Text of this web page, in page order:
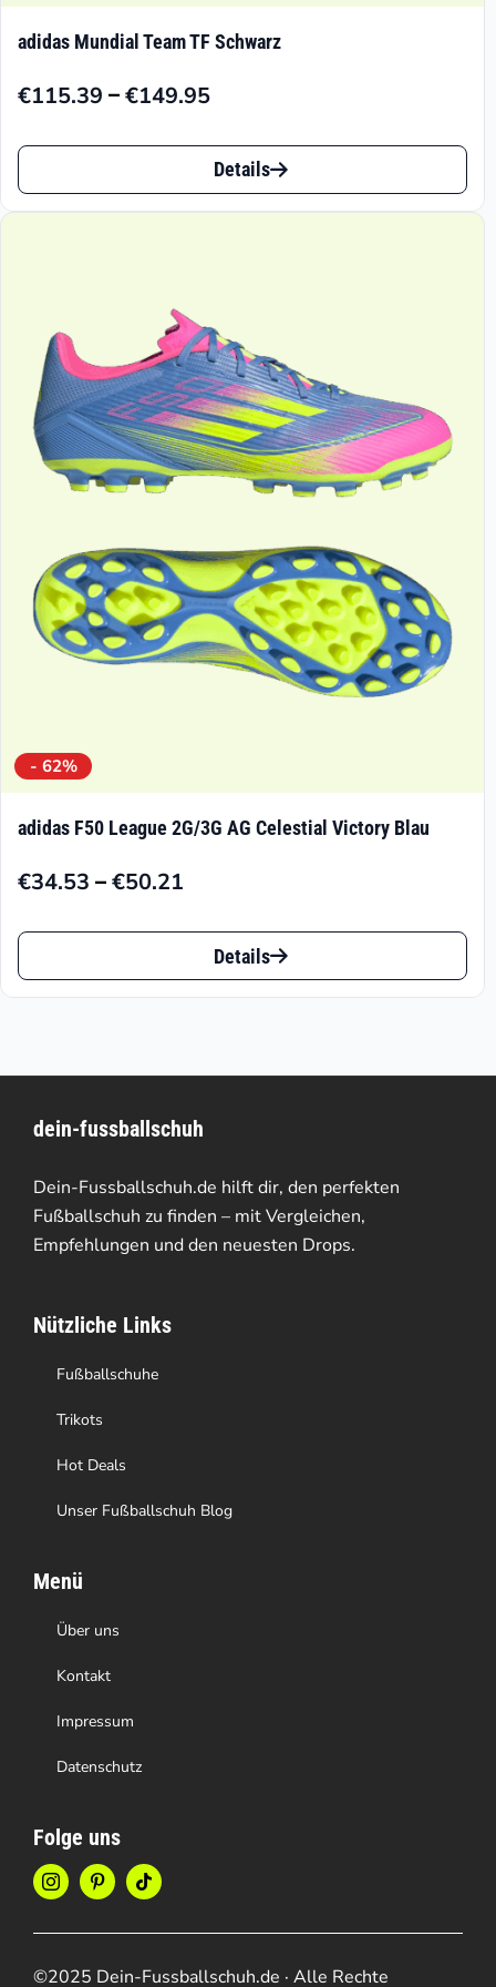
adidas Mundial Team TF Schwarz
€115.39 –€149.95
Preisspanne:
€115.39
€149.95
Dieses
Produkt
auf.
Die
Optionen
können
Produktseite
gewählt
werden
Details
- 62%
adidas F50 League 2G/3G AG Celestial Victory Blau
€34.53 –€50.21
Preisspanne:
€34.53
€50.21
Dieses
Produkt
auf.
Die
Optionen
können
der
Produktseite
gewählt
werden
Details
dein-fussballschuh
Dein-Fussballschuh.de hilft dir, den perfekten
Fußballschuh zu finden – mit Vergleichen,
Empfehlungen und den neuesten Drops.
Nützliche Links
Fußballschuhe
Trikots
Hot Deals
Unser Fußballschuh Blog
Menü
Über uns
Kontakt
Impressum
Datenschutz
Folge uns
©2025 Dein-Fussballschuh.de · Alle Rechte